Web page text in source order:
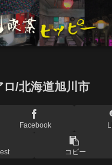
/北海道旭川市
Facebook
コピー